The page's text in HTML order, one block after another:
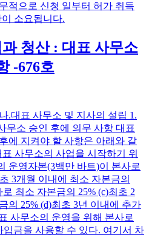
적으로 신청 일부터 허가 취득
소요됩니다.
청산 : 대표 사무소
-676호
.대표 사무소 및 지사의 설립 1.
무소 승인 후에 의무 사항 대표
에 지켜야 할 사항은 아래와 같
사무소의 사업을 시작하기 위
운영자본(3백만 바트)이 본사로
3개월 이내에 최소 자본금의
최소 자본금의 25% (c)최초 2
의 25% (d)최초 3년 이내에 추가
사무소의 운영을 위해 본사로
금을 사용할 수 있다. 여기서 차